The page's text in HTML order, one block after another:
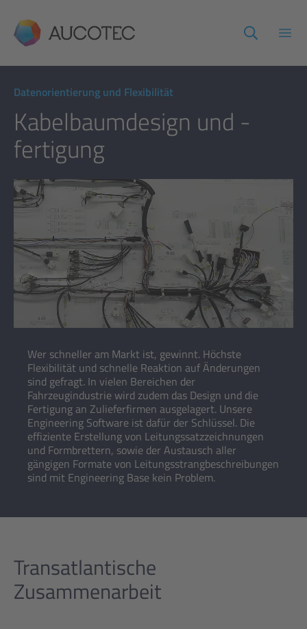
AUCOTEC
Datenorientierung und Flexibilität
Kabelbaumdesign und -
fertigung
Wer schneller am Markt ist, gewinnt. Höchste
Flexibilität und schnelle Reaktion auf Änderungen
sind gefragt. In vielen Bereichen der
Fahrzeugindustrie wird zudem das Design und die
Fertigung an Zulieferfirmen ausgelagert. ​Unsere
Engineering Software ist dafür der Schlüssel. Die
effiziente Erstellung von Leitungssatzzeichnungen
und Formbrettern, sowie der Austausch aller
gängigen Formate von Leitungsstrangbeschreibungen
sind mit Engineering Base kein Problem.​
Transatlantische
Zusammenarbeit